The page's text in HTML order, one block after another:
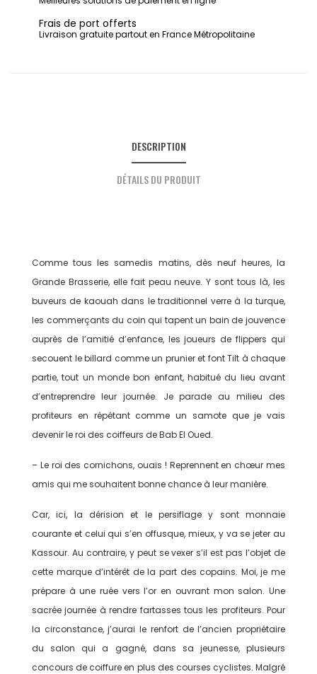
Frais de port offerts
Livraison gratuite partout en France Métropolitaine
DESCRIPTION
DÉTAILS DU PRODUIT
Comme tous les samedis matins, dès neuf heures, la
Grande Brasserie, elle fait peau neuve. Y sont tous là, les
buveurs de kaouah dans le traditionnel verre à la turque,
les commerçants du coin qui tapent un bain de jouvence
auprès de l’amitié d’enfance, les joueurs de flippers qui
secouent le billard comme un prunier et font Tilt à chaque
partie, tout un monde bon enfant, habitué du lieu avant
d’entreprendre leur journée. Je parade au milieu des
profiteurs en répétant comme un samote que je vais
devenir le roi des coiffeurs de Bab El Oued.
– Le roi des cornichons, ouais ! Reprennent en chœur mes
amis qui me souhaitent bonne chance à leur manière.
Car, ici, la dérision et le persiflage y sont monnaie
courante et celui qui s’en offusque, mieux, y va se jeter au
Kassour. Au contraire, y peut se vexer s’il est pas l’objet de
cette marque d’intérêt de la part des copains. Moi, je me
prépare à une ruée vers l’or en ouvrant mon salon. Une
sacrée journée à rendre fartasses tous les profiteurs. Pour
la circonstance, j’aurai le renfort de l’ancien propriétaire
du salon qui a gagné, dans sa jeunesse, plusieurs
concours de coiffure en plus des courses cyclistes. Malgré